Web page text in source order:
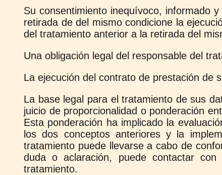
Su consentimiento inequívoco, informado
retirada de del mismo condicione la
del tratamiento anterior a la retirada del
Una obligación legal del responsable del
La ejecución del contrato de prestación de
La base legal para el tratamiento de sus
juicio de proporcionalidad o ponderación
Esta ponderación ha implicado la
los dos conceptos anteriores y la
tratamiento puede llevarse a cabo de
duda o aclaración, puede contactar
tratamiento.